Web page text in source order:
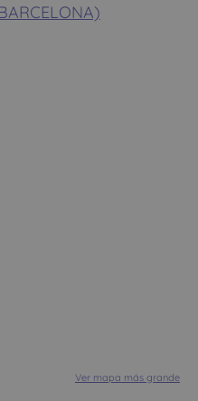
Ver mapa más grande